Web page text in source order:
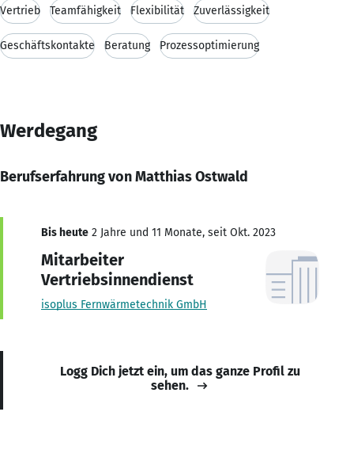
Vertrieb Teamfähigkeit Flexibilität Zuverlässigkeit
Geschäftskontakte Beratung Prozessoptimierung
Werdegang
Berufserfahrung von Matthias Ostwald
Bis heute 2 Jahre und 11 Monate, seit Okt. 2023
Mitarbeiter
Vertriebsinnendienst
isoplus Fernwärmetechnik GmbH
Logg Dich jetzt ein, um das ganze Profil zu
sehen.